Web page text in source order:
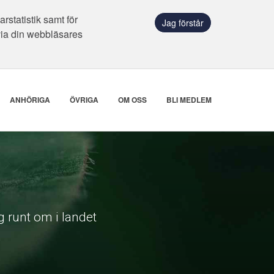
samt för
din webbläsares
Jag förstår
ANHÖRIGA ÖVRIGA OM OSS BLI MEDLEM
runt om i landet